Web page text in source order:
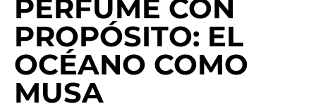
PERFUME CON
PROPÓSITO: EL
OCÉANO COMO
MUSA